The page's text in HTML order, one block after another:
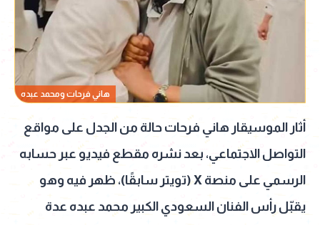
هاني فرحات ومحمد عبده
أثار الموسيقار هاني فرحات حالة من الجدل على مواقع
التواصل الاجتماعي، بعد نشره مقطع فيديو عبر حسابه
الرسمي على منصة X (تويتر سابقًا)، ظهر فيه وهو
يقبّل رأس الفنان السعودي الكبير محمد عبده عدة